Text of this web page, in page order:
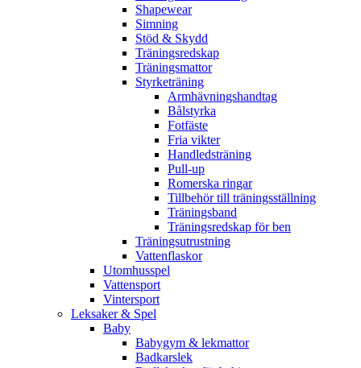
Shapewear
Simning
Stöd & Skydd
Träningsredskap
Träningsmattor
Styrketräning
Armhävningshandtag
Bålstyrka
Fotfäste
Fria vikter
Handledsträning
Pull-up
Romerska ringar
Tillbehör till träningsställning
Träningsband
Träningsredskap för ben
Träningsutrustning
Vattenflaskor
Utomhusspel
Vattensport
Vintersport
Leksaker & Spel
Baby
Babygym & lekmattor
Badkarslek